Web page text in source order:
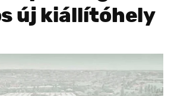
új kiállítóhely